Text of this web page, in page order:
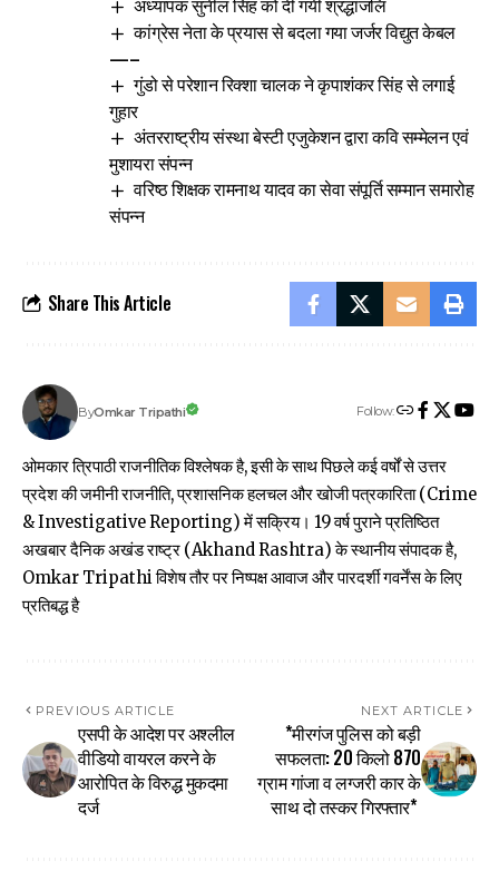
कांग्रेस नेता के प्रयास से बदला गया जर्जर विद्युत केबल
—–
गुंडो से परेशान रिक्शा चालक ने कृपाशंकर सिंह से लगाई
गुहार
अंतरराष्ट्रीय संस्था बेस्टी एजुकेशन द्वारा कवि सम्मेलन एवं
मुशायरा संपन्न
वरिष्ठ शिक्षक रामनाथ यादव का सेवा संपूर्ति सम्मान समारोह
संपन्न
Share This Article
ByOmkar Tripathi Follow:
ओमकार त्रिपाठी राजनीतिक विश्लेषक है, इसी के साथ पिछले कई वर्षों से उत्तर
प्रदेश की जमीनी राजनीति, प्रशासनिक हलचल और खोजी पत्रकारिता (Crime
& Investigative Reporting) में सक्रिय। 19 वर्ष पुराने प्रतिष्ठित
अखबार दैनिक अखंड राष्ट्र (Akhand Rashtra) के स्थानीय संपादक है,
Omkar Tripathi विशेष तौर पर निष्पक्ष आवाज और पारदर्शी गवर्नेंस के लिए
प्रतिबद्ध है
PREVIOUS ARTICLE
एसपी के आदेश पर अश्लील
वीडियो वायरल करने के
आरोपित के विरुद्ध मुकदमा
दर्ज
NEXT ARTICLE
*मीरगंज पुलिस को बड़ी
सफलता: 20 किलो 870
ग्राम गांजा व लग्जरी कार के
साथ दो तस्कर गिरफ्तार*